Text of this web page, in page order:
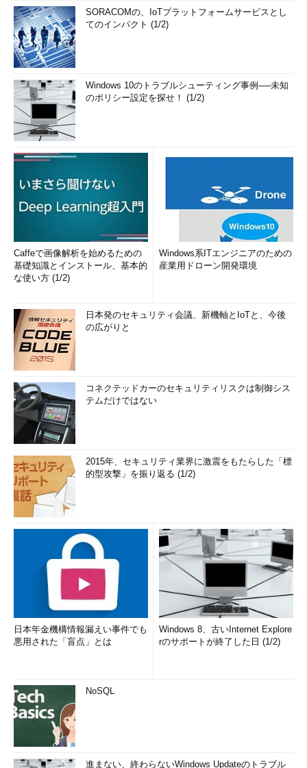
SORACOMの、IoTプラットフォームサービスとし
てのインパクト (1/2)
Windows 10のトラブルシューティング事例──未知
のポリシー設定を探せ！ (1/2)
Caffeで画像解析を始めるための
基礎知識とインストール、基本的
な使い方 (1/2)
Windows系ITエンジニアのための
産業用ドローン開発環境
日本発のセキュリティ会議、新機軸とIoTと、今後
の広がりと
コネクテッドカーのセキュリティリスクは制御シス
テムだけではない
2015年、セキュリティ業界に激震をもたらした「標
的型攻撃」を振り返る (1/2)
日本年金機構情報漏えい事件でも
悪用された「盲点」とは
Windows 8、古いInternet Explore
rのサポートが終了した日 (1/2)
NoSQL
進まない、終わらないWindows Updateのトラブル